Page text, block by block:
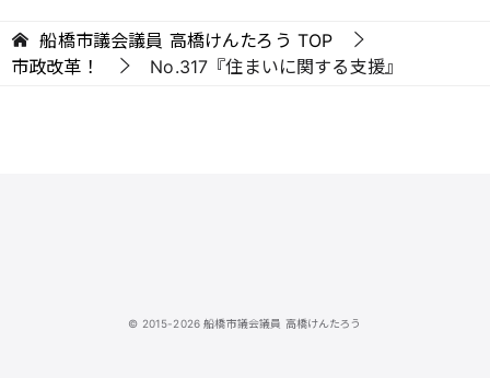
船橋市議会議員 高橋けんたろう TOP
市政改革！
No.317『住まいに関する支援』
© 2015-2026 船橋市議会議員 高橋けんたろう